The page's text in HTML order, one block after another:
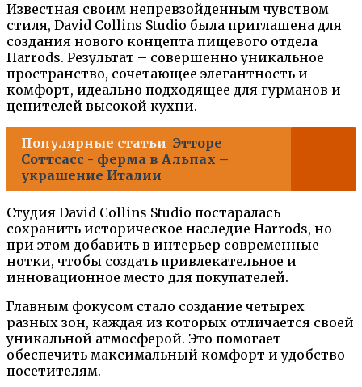
Известная своим непревзойденным чувством
стиля, David Collins Studio была приглашена для
создания нового концепта пищевого отдела
Harrods. Результат – совершенно уникальное
пространство, сочетающее элегантность и
комфорт, идеально подходящее для гурманов и
ценителей высокой кухни.
Популярные статьи Этторе
Соттсасс - ферма в Альпах –
украшение Италии
Студия David Collins Studio постаралась
сохранить историческое наследие Harrods, но
при этом добавить в интерьер современные
нотки, чтобы создать привлекательное и
инновационное место для покупателей.
Главным фокусом стало создание четырех
разных зон, каждая из которых отличается своей
уникальной атмосферой. Это помогает
обеспечить максимальный комфорт и удобство
посетителям.